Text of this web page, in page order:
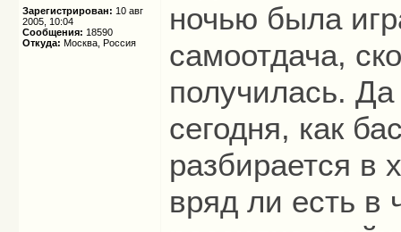
Зарегистрирован: 10 авг
2005, 10:04
Сообщения: 18590
Откуда: Москва, Россия
ночью была
самоотдача,
получилась.
сегодня, как
разбирается в
вряд ли есть в